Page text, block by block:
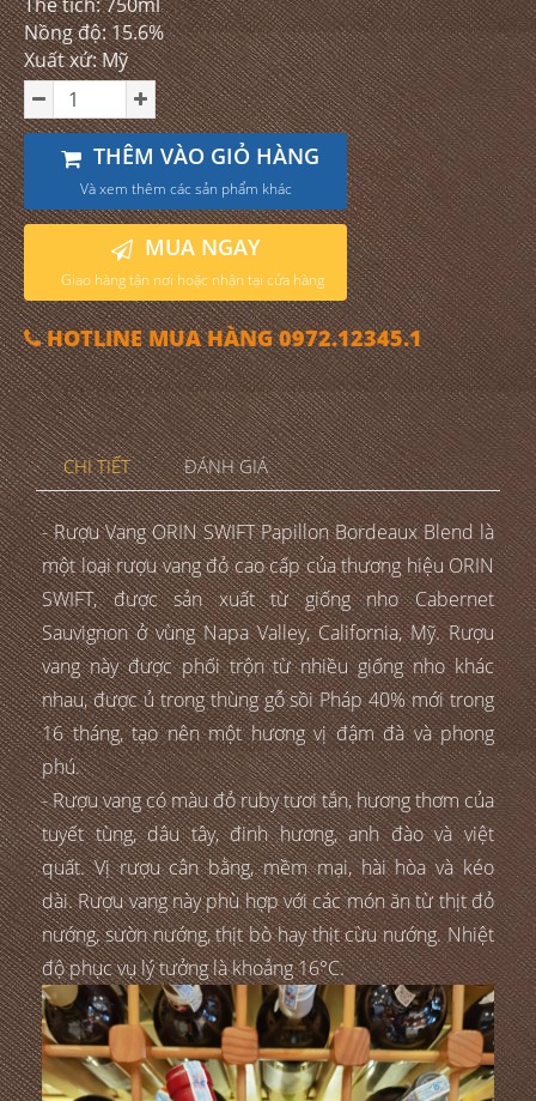
Nồng độ: 15.6%
Xuất xứ: Mỹ
THÊM VÀO GIỎ HÀNG
Và xem thêm các sản phẩm khác
MUA NGAY
Giao hàng tận nơi hoặc nhận tại cửa hàng
HOTLINE MUA HÀNG 0972.12345.1
CHI TIẾT ĐÁNH GIÁ
- Rượu Vang ORIN SWIFT Papillon Bordeaux Blend là
một loại rượu vang đỏ cao cấp của thương hiệu ORIN
SWIFT, được sản xuất từ giống nho Cabernet
Sauvignon ở vùng Napa Valley, California, Mỹ. Rượu
vang này được phối trộn từ nhiều giống nho khác
nhau, được ủ trong thùng gỗ sồi Pháp 40% mới trong
16 tháng, tạo nên một hương vị đậm đà và phong
phú.
- Rượu vang có màu đỏ ruby tươi tắn, hương thơm của
tuyết tùng, dâu tây, đinh hương, anh đào và việt
quất. Vị rượu cân bằng, mềm mại, hài hòa và kéo
dài. Rượu vang này phù hợp với các món ăn từ thịt đỏ
nướng, sườn nướng, thịt bò hay thịt cừu nướng. Nhiệt
độ phục vụ lý tưởng là khoảng 16°C.